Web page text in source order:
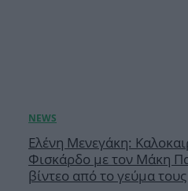
Ελένη Μενεγάκη:
Φισκάρδο με τον Μάκη
βίντεο από το γεύμα τους